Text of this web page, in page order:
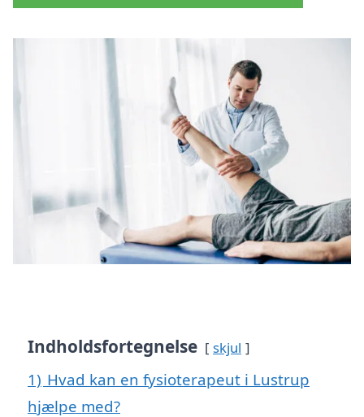
Indholdsfortegnelse skjul
1) Hvad kan en fysioterapeut i Lustrup
hjælpe med?